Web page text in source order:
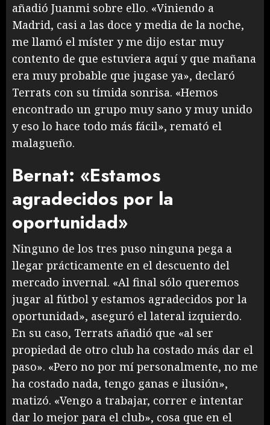
añadió Juanmi sobre ello. «Viniendo a
Madrid, casi a las doce y media de la noche,
me llamó el míster y me dijo estar muy
contento de que estuviera aquí y que mañana
era muy probable que jugase ya», declaró
Terrats con su tímida sonrisa. «Hemos
encontrado un grupo muy sano y muy unido
y eso lo hace todo más fácil», remató el
malagueño.
Bernat: «Estamos
agradecidos por la
oportunidad»
Ninguno de los tres puso ninguna pega a
llegar prácticamente en el descuento del
mercado invernal. «Al final sólo queremos
jugar al fútbol y estamos agradecidos por la
oportunidad», aseguró el lateral izquierdo.
En su caso, Terrats añadió que «al ser
propiedad de otro club ha costado más dar el
paso». «Pero no por mí personalmente, no me
ha costado nada, tengo ganas e ilusión»,
matizó. «Vengo a trabajar, correr e intentar
dar lo mejor para el club», cosa que en el